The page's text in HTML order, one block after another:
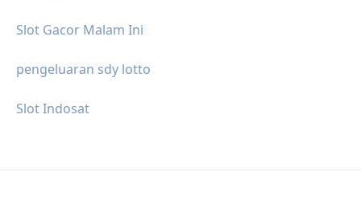
Slot Gacor Malam Ini
pengeluaran sdy lotto
Slot Indosat